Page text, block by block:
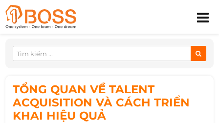
TỔNG QUAN VỀ TALENT
ACQUISITION VÀ CÁCH TRIỂN
KHAI HIỆU QUẢ